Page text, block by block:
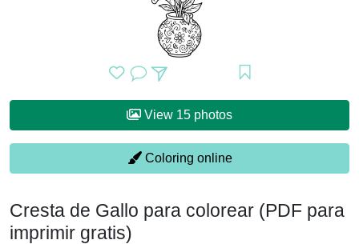
View 15 photos
Coloring online
Cresta de Gallo para colorear (PDF para
imprimir gratis)